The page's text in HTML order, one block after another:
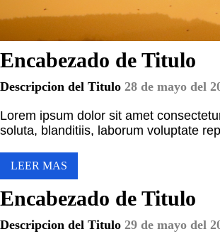
Encabezado de Titulo
Descripcion del Titulo 28 de mayo del
Lorem ipsum dolor sit amet
soluta, blanditiis, laborum voluptate
LEER MAS
Encabezado de Titulo
Descripcion del Titulo 29 de mayo del